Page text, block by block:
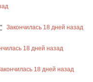
Закончилась 18 дней назад
18 дней назад
18 дней назад